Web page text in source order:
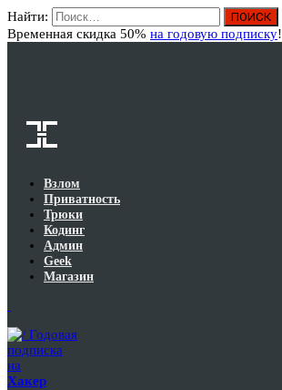
Найти:
Временная скидка 50% на годовую подписку!
Взлом
Приватность
Трюки
Кодинг
Админ
Geek
Магазин
Годовая
подписка
на
Хакер